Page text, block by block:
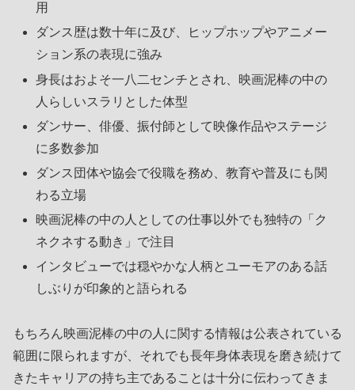
用
ダンス歴は数十年に及び、ヒップホップやアニメー
ション系の表現に強み
身長はおよそ一八二センチとされ、映画泥棒の中の
人らしいスラリとした体型
ダンサー、俳優、振付師として映像作品やステージ
に多数参加
ダンス団体や協会で役職を務め、教育や普及にも関
わる立場
映画泥棒の中の人としての仕事以外でも独特の「ク
ネクネする動き」で注目
インタビューでは穏やかな人柄とユーモアのある話
しぶりが印象的と語られる
もちろん映画泥棒の中の人に関する情報は公表されている
範囲に限られますが、それでも長年身体表現を磨き続けて
きたキャリアの持ち主であることは十分に伝わってきま